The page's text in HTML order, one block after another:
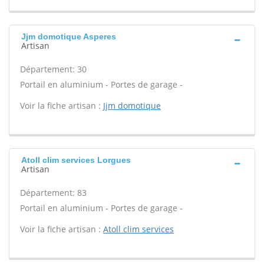
Jjm domotique Asperes
Artisan
Département: 30
Portail en aluminium - Portes de garage -
Voir la fiche artisan : Jjm domotique
Atoll clim services Lorgues
Artisan
Département: 83
Portail en aluminium - Portes de garage -
Voir la fiche artisan : Atoll clim services